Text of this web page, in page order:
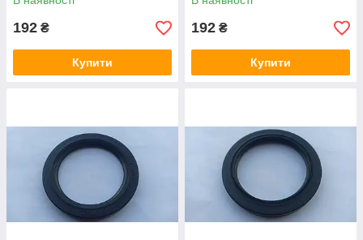
192 ₴
Купити
192 ₴
Купити